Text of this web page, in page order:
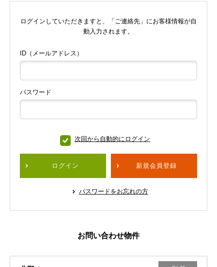
ログインしていただきますと、「ご連絡先」にお客様情報が自
動入力されます。
ID（メールアドレス）
パスワード
次回から自動的にログイン
ログイン 新規会員登録
パスワードをお忘れの方
お問い合わせ物件